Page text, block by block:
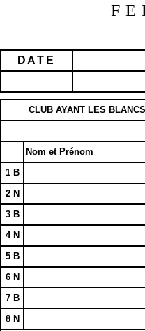
DATE
CLUB AYANT LES
Nom et Prénom
1 B
2 N
3 B
4 N
5 B
6 N
7 B
8 N